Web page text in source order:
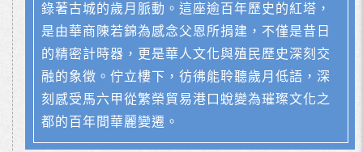
錄著古城的歲月脈動。這座逾百年歷史的紅塔，
是由華商陳若錦為感念父恩所捐建，不僅是昔日
的精密計時器，更是華人文化與殖民歷史深刻交
融的象徵。佇立樓下，彷彿能聆聽歲月低語，深
刻感受馬六甲從繁榮貿易港口蛻變為璀璨文化之
都的百年間華麗變遷。